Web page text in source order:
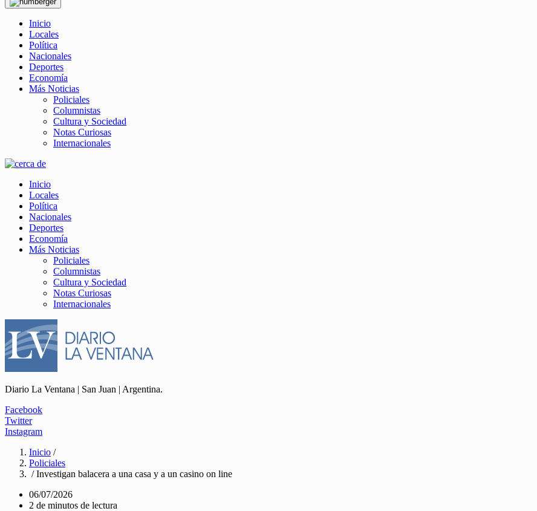
Inicio
Locales
Política
Nacionales
Deportes
Economía
Más Noticias
Policiales
Columnistas
Cultura y Sociedad
Notas Curiosas
Internacionales
Inicio
Locales
Política
Nacionales
Deportes
Economía
Más Noticias
Policiales
Columnistas
Cultura y Sociedad
Notas Curiosas
Internacionales
Diario La Ventana | San Juan | Argentina.
Facebook
Twitter
Instagram
Inicio /
Policiales
/ Investigan balacera a una casa y a un casino on line
06/07/2026
2 de minutos de lectura